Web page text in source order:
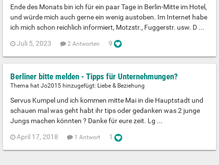
Ende des Monats bin ich für ein paar Tage in Berlin-Mitte im Hotel,
und würde mich auch gerne ein wenig austoben. Im Internet habe
ich mich schon reichlich informiert, Motzstr., Fuggerstr. usw. D ...
Juli 5, 2023 2 Antworten 9
Berliner bitte melden - Tipps für Unternehmungen?
Thema hat Jo2015 hinzugefügt: Liebe & Beziehung
Servus Kumpel und ich kommen mitte Mai in die Hauptstadt und
schauen mal was geht habt ihr tips oder gedanken was 2 junge
Jungs machen könnten ? Danke für eure zeit. Lg ...
April 17, 2018 1 Antwort 1